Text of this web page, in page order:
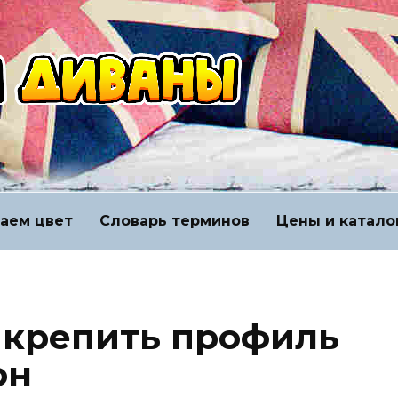
цвет Словарь терминов Цены и
профиль